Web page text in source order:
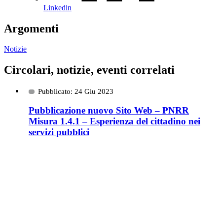
Linkedin
Argomenti
Notizie
Circolari, notizie, eventi correlati
Pubblicato: 24 Giu 2023
Pubblicazione nuovo Sito Web – PNRR
Misura 1.4.1 – Esperienza del cittadino nei
servizi pubblici